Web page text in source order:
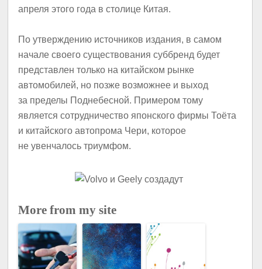
апреля этого года в столице Китая.
По утверждению источников издания, в самом
начале своего существования суббренд будет
представлен только на китайском рынке
автомобилей, но позже возможнее и выход
за пределы Поднебесной. Примером тому
является сотрудничество японского фирмы Тоёта
и китайского автопрома Чери, которое
не увенчалось триумфом.
More from my site